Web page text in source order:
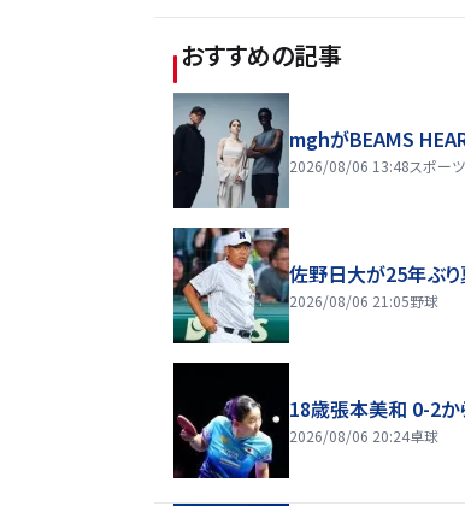
おすすめの記事
mghがBEAMS
2026/08/06 13:48スポー
佐野日大が25年ぶ
2026/08/06 21:05野球
18歳張本美和 0-2か
2026/08/06 20:24卓球